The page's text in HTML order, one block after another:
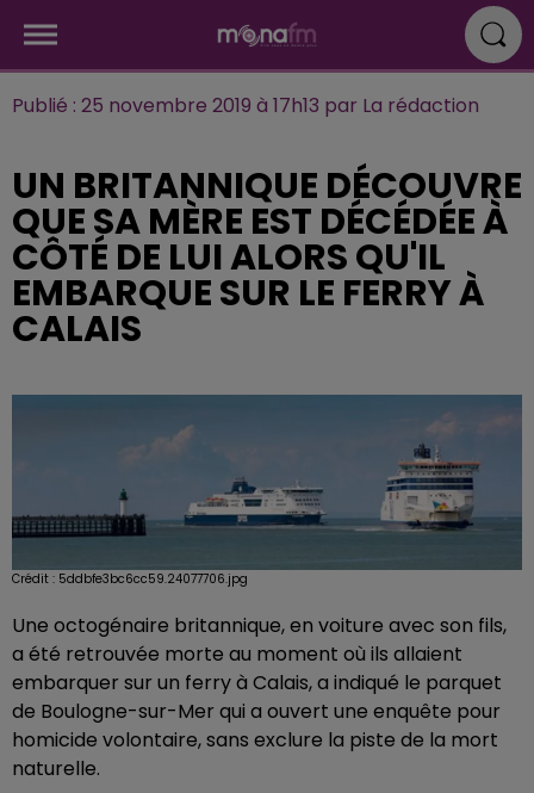
Publié : 25 novembre 2019 à 17h13 par La rédaction
UN BRITANNIQUE DÉCOUVRE
QUE SA MÈRE EST DÉCÉDÉE À
CÔTÉ DE LUI ALORS QU'IL
EMBARQUE SUR LE FERRY À
CALAIS
Crédit : 5ddbfe3bc6cc59.24077706.jpg
Une octogénaire britannique, en voiture avec son fils,
a été retrouvée morte au moment où ils allaient
embarquer sur un ferry à Calais, a indiqué le parquet
de Boulogne-sur-Mer qui a ouvert une enquête pour
homicide volontaire, sans exclure la piste de la mort
naturelle.